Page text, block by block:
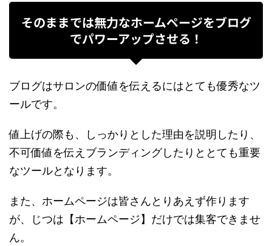
そのままでは無力なホームページをブログ
でパワーアップさせる！
ブログはサロンの価値を伝えるにはとても優秀なツ
ールです。
値上げの際も、しっかりとした理由を説明したり、
不可価値を伝えブランディングしたりととても重要
なツールとなります。
また、ホームページは皆さんとりあえず作ります
が、じつは【ホームページ】だけでは集客できませ
ん。